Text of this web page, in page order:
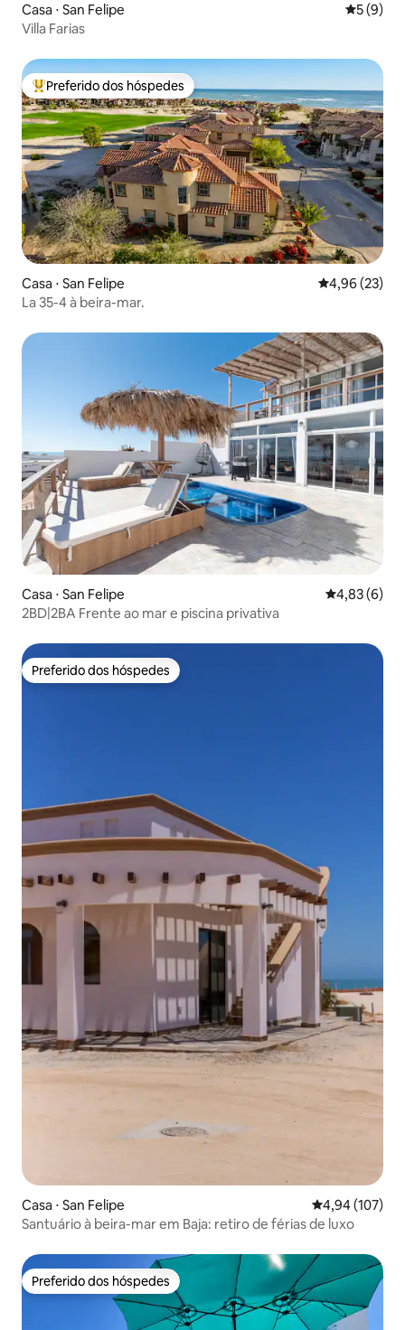
Casa ⋅ San Felipe 5 de
5 (9)
Villa Farias
Entre os melhores preferidos dos hóspedes
Preferido dos hóspedes
Casa ⋅ San Felipe 4,96 de uma
4,96 (23)
La 35-4 à beira-mar.
Casa ⋅ San Felipe 4,83 de uma
4,83 (6)
2BD|2BA Frente ao mar e piscina privativa
Preferido dos hóspedes
Preferido dos hóspedes
Casa ⋅ San Felipe 4,94 de uma
4,94 (107)
Santuário à beira-mar em Baja: retiro de férias de luxo
Preferido dos hóspedes
Preferido dos hóspedes